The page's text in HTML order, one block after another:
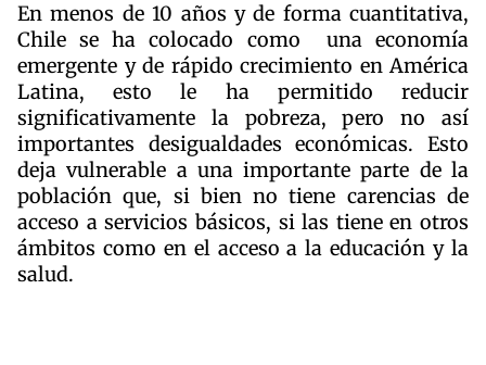
En menos de 10 años y de forma cuantitativa,
Chile se ha colocado como una economía
emergente y de rápido crecimiento en América
Latina, esto le ha permitido reducir
significativamente la pobreza, pero no así
importantes desigualdades económicas. Esto
deja vulnerable a una importante parte de la
población que, si bien no tiene carencias de
acceso a servicios básicos, si las tiene en otros
ámbitos como en el acceso a la educación y la
salud.